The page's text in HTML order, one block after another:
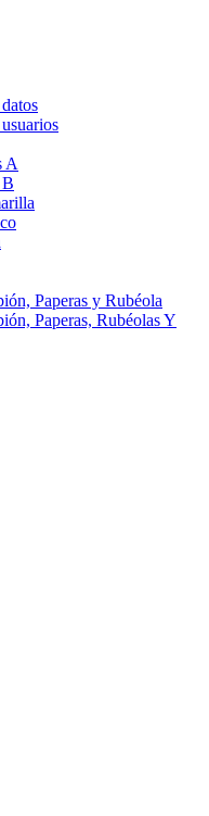
A
Paperas y Rubéola
Paperas, Rubéolas Y